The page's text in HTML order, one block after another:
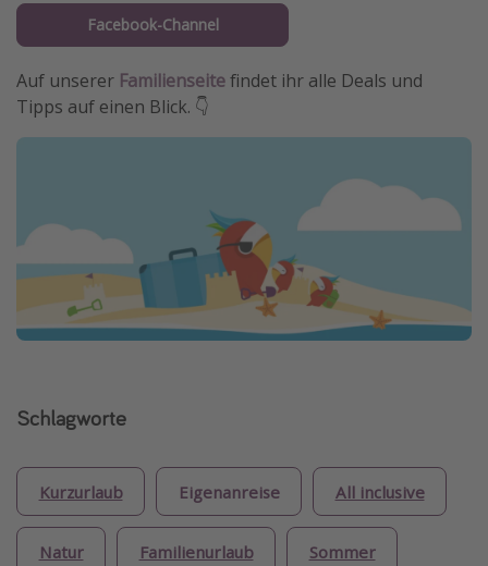
Facebook-Channel
Auf unserer Familienseitefindet ihr alle Deals und
Tipps auf einen Blick. 👇
Schlagworte
Kurzurlaub Eigenanreise All inclusive
Natur Familienurlaub Sommer